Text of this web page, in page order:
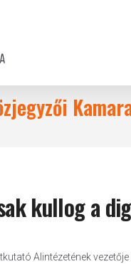
kullog a
Alintézetének